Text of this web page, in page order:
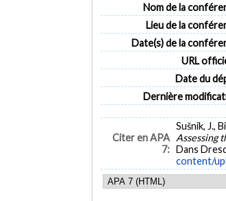
Nom de la
Lieu de la
Date(s) de la
URL
Date du
Dernière
Citer en APA
7:
Sušnik, J.,
Assessing
Dans
content/